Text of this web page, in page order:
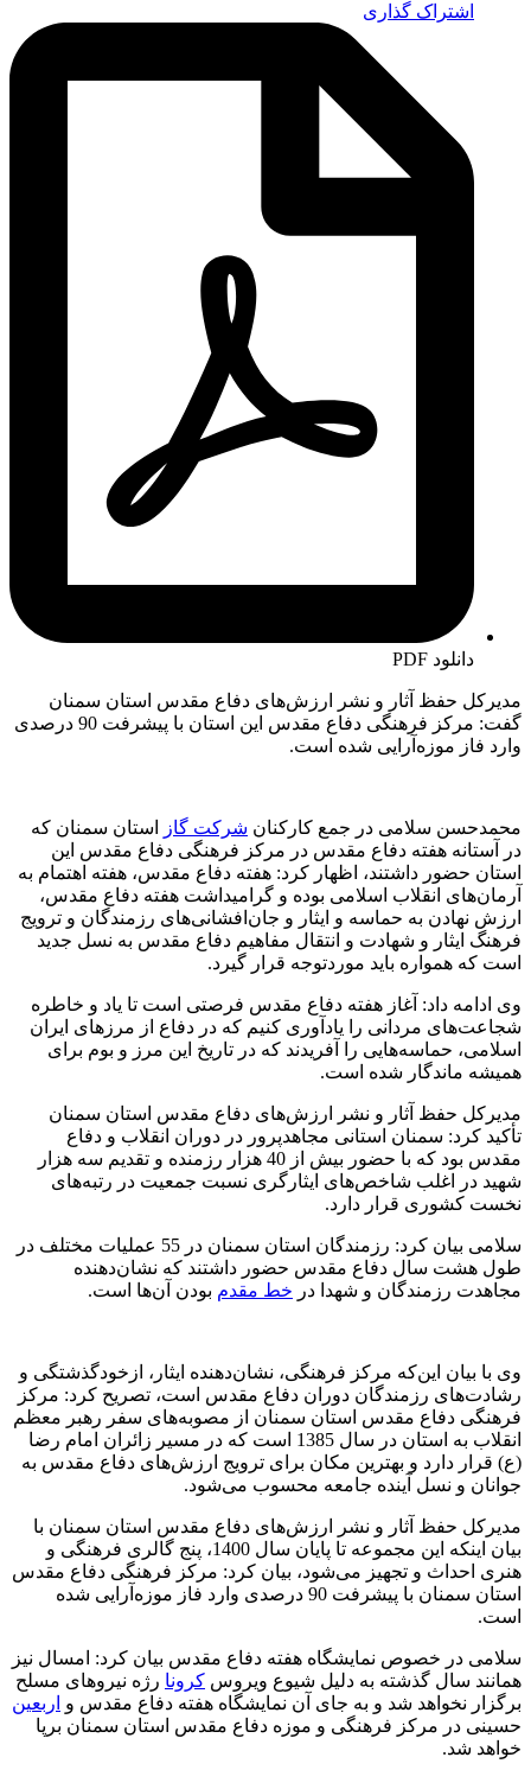
اشتراک گذاری
دانلود PDF
مدیرکل حفظ آثار و نشر ارزش‌های دفاع مقدس استان سمنان
گفت: مرکز فرهنگی دفاع مقدس این استان با پیشرفت 90 درصدی
وارد فاز موزه‌آرایی شده است.
محمدحسن سلامی در جمع کارکنان شرکت گاز
استان سمنان که
در آستانه هفته دفاع مقدس در مرکز فرهنگی دفاع مقدس این
استان حضور داشتند، اظهار کرد: هفته دفاع مقدس، هفته اهتمام به
آرمان‌های انقلاب اسلامی بوده و گرامیداشت هفته دفاع مقدس،
ارزش نهادن به حماسه و ایثار و جان‌افشانی‌های رزمندگان و ترویج
فرهنگ ایثار و شهادت و انتقال مفاهیم دفاع مقدس به نسل جدید
است که همواره باید موردتوجه قرار گیرد.
وی ادامه داد: آغاز هفته دفاع مقدس فرصتی است تا یاد و خاطره
شجاعت‌های مردانی را یادآوری کنیم که در دفاع از مرزهای ایران
اسلامی، حماسه‌هایی را آفریدند که در تاریخ این مرز و بوم برای
همیشه ماندگار شده است.
مدیرکل حفظ آثار و نشر ارزش‌های دفاع مقدس استان سمنان
تأکید کرد: سمنان استانی مجاهدپرور در دوران انقلاب و دفاع
مقدس بود که با حضور بیش از 40 هزار رزمنده و تقدیم سه هزار
شهید در اغلب شاخص‌های ایثارگری نسبت جمعیت در رتبه‌های
نخست کشوری قرار دارد.
سلامی بیان کرد: رزمندگان استان سمنان در 55 عملیات مختلف در
طول هشت سال دفاع مقدس حضور داشتند که نشان‌دهنده
مجاهدت رزمندگان و شهدا در خط مقدم بودن آن‌ها است.
وی با بیان این‌که مرکز فرهنگی، نشان‌دهنده ایثار، ازخودگذشتگی و
رشادت‌های رزمندگان دوران دفاع مقدس است، تصریح کرد: مرکز
فرهنگی دفاع مقدس استان سمنان از مصوبه‌های سفر رهبر معظم
انقلاب به استان در سال 1385 است که در مسیر زائران امام رضا
(ع) قرار دارد و بهترین مکان برای ترویج ارزش‌های دفاع مقدس به
جوانان و نسل آینده جامعه محسوب می‌شود.
مدیرکل حفظ آثار و نشر ارزش‌های دفاع مقدس استان سمنان با
بیان اینکه این مجموعه تا پایان سال 1400، پنج گالری فرهنگی و
هنری احداث و تجهیز می‌شود، بیان کرد: مرکز فرهنگی دفاع مقدس
استان سمنان با پیشرفت 90 درصدی وارد فاز موزه‌آرایی شده
است.
سلامی در خصوص نمایشگاه هفته دفاع مقدس بیان کرد: امسال نیز
همانند سال گذشته به دلیل شیوع ویروس کرونا رژه نیروهای مسلح
برگزار نخواهد شد و به جای آن نمایشگاه هفته دفاع مقدس و اربعین
حسینی در مرکز فرهنگی و موزه دفاع مقدس استان سمنان برپا
خواهد شد.